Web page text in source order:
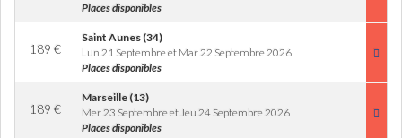
Places disponibles
189 €
Saint Aunes (34)
Lun 21 Septembre et Mar 22 Septembre 2026
Places disponibles
189 €
Marseille (13)
Mer 23 Septembre et Jeu 24 Septembre 2026
Places disponibles